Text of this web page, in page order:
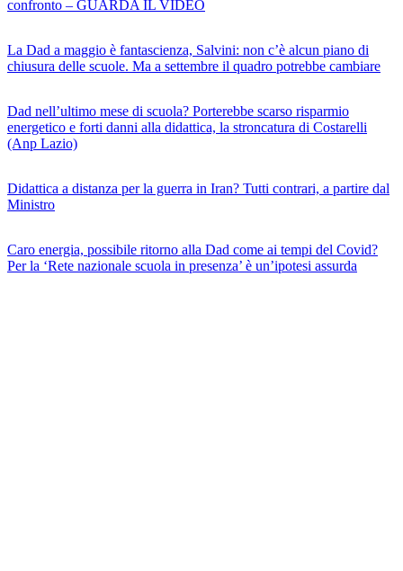
confronto – GUARDA IL VIDEO
La Dad a maggio è fantascienza, Salvini: non c’è alcun piano di
chiusura delle scuole. Ma a settembre il quadro potrebbe cambiare
Dad nell’ultimo mese di scuola? Porterebbe scarso risparmio
energetico e forti danni alla didattica, la stroncatura di Costarelli
(Anp Lazio)
Didattica a distanza per la guerra in Iran? Tutti contrari, a partire dal
Ministro
Caro energia, possibile ritorno alla Dad come ai tempi del Covid?
Per la ‘Rete nazionale scuola in presenza’ è un’ipotesi assurda